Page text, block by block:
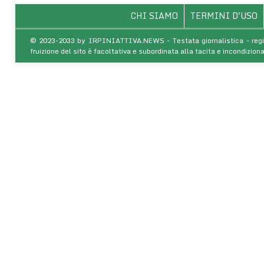
CHI SIAMO TERMINI D'USO
© 2023-2033 by IRPINIATTIVA.NEWS - Testata giornalistica -
fruizione del sito è facoltativa e subordinata alla tacita e